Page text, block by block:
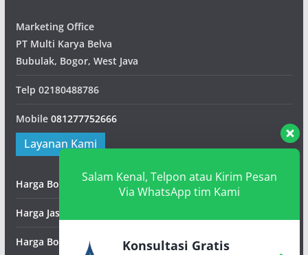
Marketing Office
PT Multi Karya Belva
Bubulak, Bogor, West Java
Telp 02180488786
Mobile 081277752666
Layanan Kami
Harga Borongan Bangunan
Harga Jasa Pematangan Lahan
Harga Borongan Konstruksi Baja
Salam Kenal, Telpon atau Kirim Pesan
Via WhatsApp tim Kami
Konsultasi Gratis